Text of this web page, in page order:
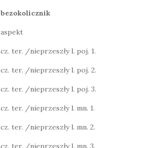
bezokolicznik
aspekt
cz. ter. /nieprzeszły l. poj. 1.
cz. ter. /nieprzeszły l. poj. 2.
cz. ter. /nieprzeszły l. poj. 3.
cz. ter. /nieprzeszły l. mn. 1.
cz. ter. /nieprzeszły l. mn. 2.
cz. ter. /nieprzeszły l. mn. 3.